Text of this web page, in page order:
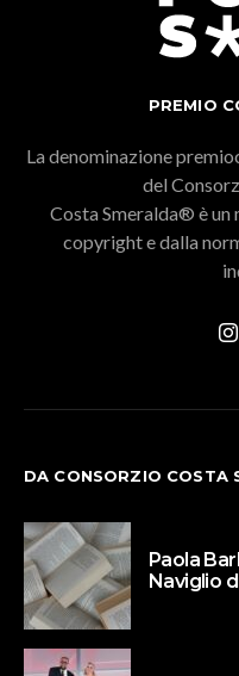
PREMIO
La denominazione
del
Costa Smeralda® è
copyright e dalla
DA CONSORZIO COSTA
Paola
Naviglio